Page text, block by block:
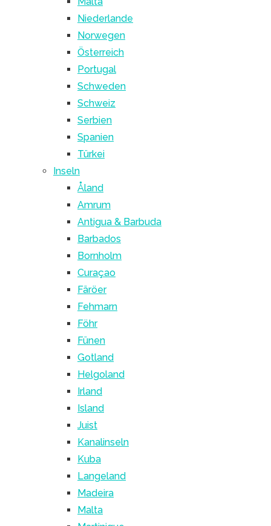
Niederlande
Norwegen
Österreich
Portugal
Schweden
Schweiz
Serbien
Spanien
Türkei
Inseln
Åland
Amrum
Antigua & Barbuda
Barbados
Bornholm
Curaçao
Färöer
Fehmarn
Föhr
Fünen
Gotland
Helgoland
Irland
Island
Juist
Kanalinseln
Kuba
Langeland
Madeira
Malta